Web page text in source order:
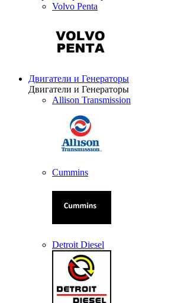
Volvo Penta
Двигатели и Генераторы
Двигатели и Генераторы
Allison Transmission
Cummins
Detroit Diesel